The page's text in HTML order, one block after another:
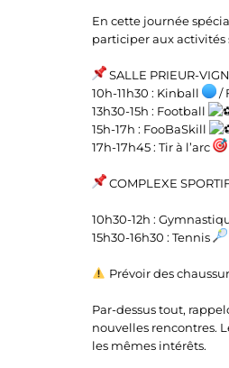
En cette journée
participer aux activités
SALLE PRIEUR-
10h-11h30 : Kinball
/
13h30-15h : Football
15h-17h : FooBaSkill
17h-17h45 : Tir à l’arc
COMPLEXE
10h30-12h :
15h30-16h30 : Tennis
Prévoir des
Par-dessus tout,
nouvelles rencontres.
les mêmes intérêts.